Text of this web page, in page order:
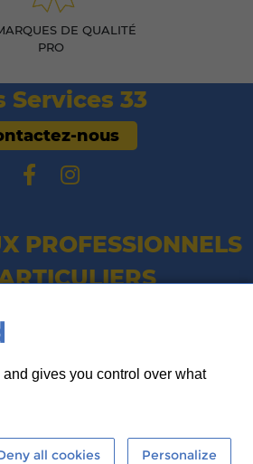
DE QUALITÉ
PRO
Services 33
nous
PROFESSIONNELS
au Vendredi :
12h / 14h - 18h
Le Samedi :
12h / 14h - 17h
Notre FAQ - Foire
gives you control over what
all cookies Personalize